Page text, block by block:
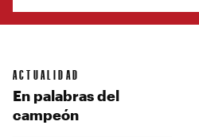
ACTUALIDAD
En palabras del
campeón